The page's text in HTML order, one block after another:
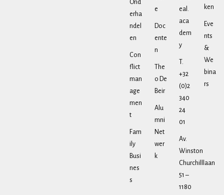
Ond
erha
ndel
en
Con
flict
man
age
men
t
Fam
ily
Busi
nes
s
e
Doc
ente
n
The
o De
Beir
Alu
mni
Net
wer
k
eal.
aca
dem
y
T.
+32
(0)2
340
24
01
Av.
Winston
Churchilllaan
51 –
1180
ken
Eve
nts
&
We
bina
rs